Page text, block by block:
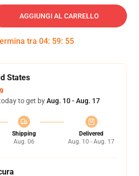
AGGIUNGI AL CARRELLO
tra 04: 59: 54
States
to get byAug. 10 - Aug. 17
Shipping
Aug. 06
Delivered
Aug. 10 - Aug. 17